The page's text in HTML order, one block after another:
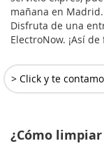
mañana en
Disfruta de una
ElectroNow. ¡Así de
> Click y te
¿Cómo